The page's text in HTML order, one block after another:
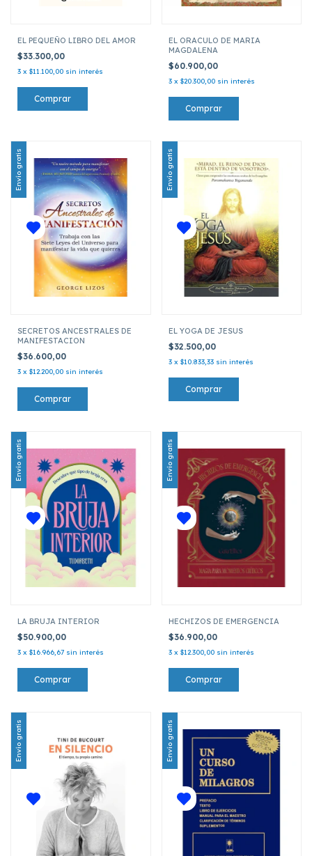
EL PEQUEÑO LIBRO DEL AMOR
$33.300,00
3 x $11.100,00 sin interés
EL ORACULO DE MARIA
MAGDALENA
$60.900,00
3 x $20.300,00 sin interés
Envío gratis
SECRETOS ANCESTRALES DE
MANIFESTACION
$36.600,00
3 x $12.200,00 sin interés
Envío gratis
EL YOGA DE JESUS
$32.500,00
3 x $10.833,33 sin interés
Envío gratis
LA BRUJA INTERIOR
$50.900,00
3 x $16.966,67 sin interés
Envío gratis
HECHIZOS DE EMERGENCIA
$36.900,00
3 x $12.300,00 sin interés
Envío gratis Envío gratis